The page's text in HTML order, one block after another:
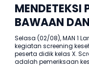
MENDETEKSI
BAWAAN
MAN 1
KESEHATAN
Selasa (02/08), MAN 1
kegiatan screening
peserta didik kelas X.
adalah pemeriksaan